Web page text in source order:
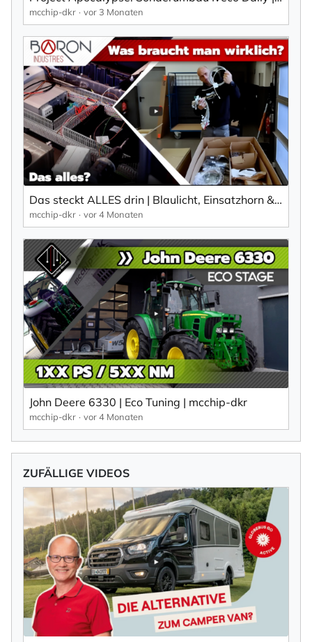
mcchip-dkr vor 3 Monaten
Das steckt ALLES drin | Blaulicht, Einsatzhorn & Co | mcchip-dkr
mcchip-dkr vor 4 Monaten
John Deere 6330 | Eco Tuning | mcchip-dkr
mcchip-dkr vor 4 Monaten
ZUFÄLLIGE VIDEOS
Mit der Eintragung für den Newsletter bestätigen Sie die Verarbeitung
Newsletter abonnieren